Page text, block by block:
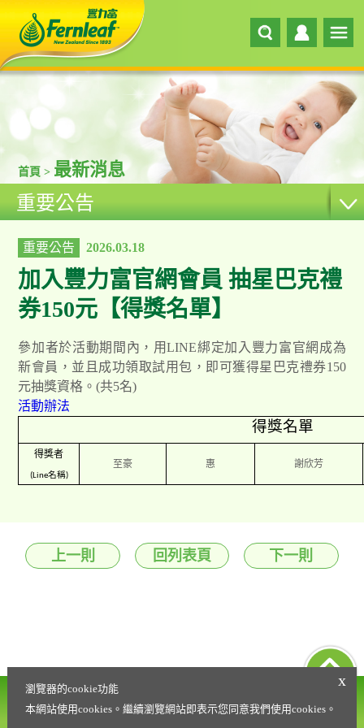
首頁 > 最新消息
重要公告
重要公告 2026.03.18
加入豐力富官網會員 抽星巴克禮
券150元【得獎名單】
參加者於活動期間內，用LINE綁定加入豐力富官網成為
新會員，並且成功領取試用包，即可獲得星巴克禮券150
元抽獎資格。(共5名)
活動辦法
得獎名單
得獎者
(Line名稱)
至豪 惠 謝欣芳
上一則 回列表頁 下一則
營養諮詢專線
0800-021-216
x
瀏覽器的cookie功能
本網站使用cookies。繼續瀏覽網站即表示您同意我們使用cookies。